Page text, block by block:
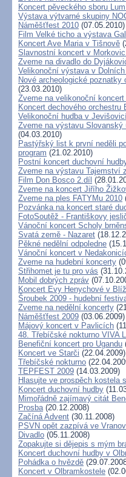
Koncert pěveckého sboru
Výstava výtvarné skupiny
Náměšťfest 2010 (07.05.2010)
Film Velké ticho a výstava
Koncert Ave Maria v Tišnově
Slavnostní koncert v
Zveme na divadlo do
Velikonoční výstava v
Nové archeologické
(23.03.2010)
Zveme na velikonoční
Koncert dechového orchestru
Velikonoční hudba v
Zveme na výstavu
(04.03.2010)
Pastýřský list k první neděli
program (21.02.2010)
Postní koncert duchovní
Zveme na výstavu Tajemství
Film Don Bosco 2.díl
Zveme na koncert Jiřího
Zveme na ples FATYMu 2010
Pozvánka na koncert staré
FotoSoutěž - Františkovy
Vánoční koncert Scholy
Svatá země - Nazaret
Pěkné nedělní odpoledne
Vánoční koncert v
Zveme na hudební koncerty
Střihomet je tu pro vás
Mobil dobrých zpráv
Koncert Evy Henychové v
Šroubek 2009 - hudební
Zveme na nedělní koncerty
Náměšťfest 2009 (03.06.2009)
Májový koncert v Pavlicích
48. Třebíčské nokturno VIVA
Benefiční koncert pro Ugandu
Koncert ve Starči (22.04.2009)
Třebíčské nokturno
TEPFEST 2009 (14.03.2009)
Hlasujte ve prospěch kostela
Koncert duchovní hudby
Mimořádně zajímavý citát
Prosba(20.12.2008)
Začíná Advent (30.11.2008)
PSVN opět zazpívá ve
Divadlo (05.11.2008)
Zopakujte si dějepis s mým
Koncert duchovní hudby v
Pohádka o hvězdě
Koncert v Olbramkostele